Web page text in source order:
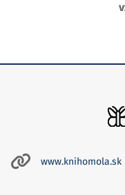
www.knihomola.sk